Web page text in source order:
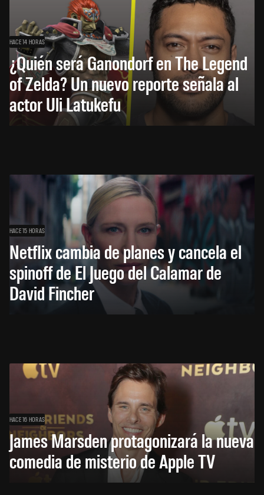
HACE 14 HORAS
¿Quién será Ganondorf en The Legend
of Zelda? Un nuevo reporte señala al
actor Uli Latukefu
HACE 15 HORAS
Netflix cambia de planes y cancela el
spinoff de El Juego del Calamar de
David Fincher
HACE 16 HORAS
James Marsden protagonizará la nueva
comedia de misterio de Apple TV